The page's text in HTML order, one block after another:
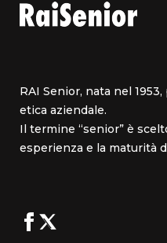
RAI Senior, nata nel
etica aziendale.
Il termine “senior” è
esperienza e la maturità